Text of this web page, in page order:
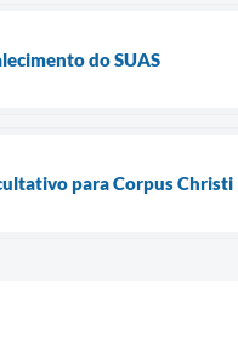
do SUAS
para Corpus Christi